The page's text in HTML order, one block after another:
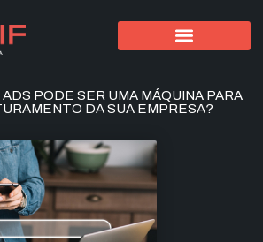
PODE SER UMA MÁQUINA PARA
DA SUA EMPRESA?